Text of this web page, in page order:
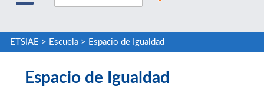
ETSIAE > Escuela> Espacio de Igualdad
Espacio de Igualdad